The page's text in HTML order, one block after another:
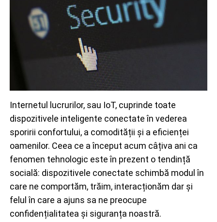
Internetul lucrurilor, sau IoT, cuprinde toate
dispozitivele inteligente conectate în vederea
sporirii confortului, a comodității și a eficienței
oamenilor. Ceea ce a început acum câțiva ani ca
fenomen tehnologic este în prezent o tendință
socială: dispozitivele conectate schimbă modul în
care ne comportăm, trăim, interacționăm dar și
felul în care a ajuns sa ne preocupe
confidențialitatea și siguranța noastră.